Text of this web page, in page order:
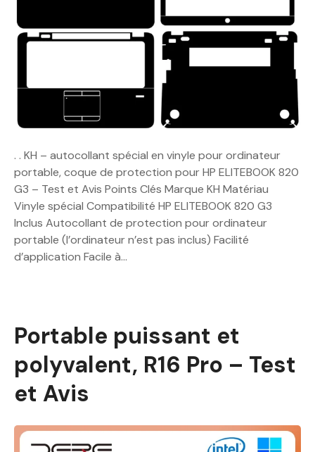
. . KH – autocollant spécial en vinyle pour ordinateur
portable, coque de protection pour HP ELITEBOOK 820
G3 – Test et Avis Points Clés Marque KH Matériau
Vinyle spécial Compatibilité HP ELITEBOOK 820 G3
Inclus Autocollant de protection pour ordinateur
portable (l’ordinateur n’est pas inclus) Facilité
d’application Facile à…
Portable puissant et
polyvalent, R16 Pro – Test
et Avis